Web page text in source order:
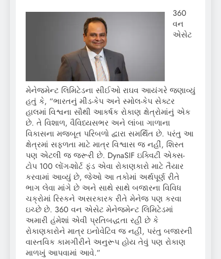
360
વન
એસેટ
મેનેજમેન્ટ લિમિટેડના સીઈઓ રાઘવ આયંગરે જણાવ્યું
હતું કે, “ભારતનું મીડ-કેપ અને સ્મોલ-કેપ સેક્ટર
હાલમાં વિશ્વના સૌથી આકર્ષક રોકાણ ક્ષેત્રોમાંનું એક
છે. તે વિશાળ, વૈવિધ્યસભર અને લાંબા ગાળાના
વિકાસના મજબૂત પરિબળો દ્વારા સમર્થિત છે. પરંતુ આ
ક્ષેત્રમાં સફળતા માટે માત્ર વિશ્વાસ જ નહીં, શિસ્ત
પણ એટલી જ જરૂરી છે. DynaSIF ઇક્વિટી એક્સ-
ટોપ 100 લોંગ-શોર્ટ ફંડ એવા રોકાણકારો માટે તૈયાર
કરવામાં આવ્યું છે, જેઓ આ તકોમાં અર્થપૂર્ણ રીતે
ભાગ લેવા માંગે છે અને સાથે સાથે બજારના વિવિધ
ચક્રોમાં રિસ્કને અસરકારક રીતે મેનેજ પણ કરવા
ઇચ્છે છે. 360 વન એસેટ મેનેજમેન્ટ લિમિટેડમાં
અમારી હંમેશાં એવી પ્રતિબદ્ધતા રહી છે કે
રોકાણકારોને માત્ર ઇનોવેટિવ જ નહીં, પરંતુ બજારની
વાસ્તવિક કામગીરીને અનુરૂપ હોય તેવું પણ રોકાણ
માળખું આપવામાં આવે.”